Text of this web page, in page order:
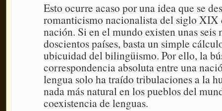
Esto ocurre acaso por una idea que se
romanticismo nacionalista del siglo XIX
nación. Si en el mundo existen unas seis
doscientos países, basta un simple
ubicuidad del bilingüismo. Por ello, la
correspondencia absoluta entre una
lengua solo ha traído tribulaciones a la
nada más natural en los pueblos del
coexistencia de lenguas.